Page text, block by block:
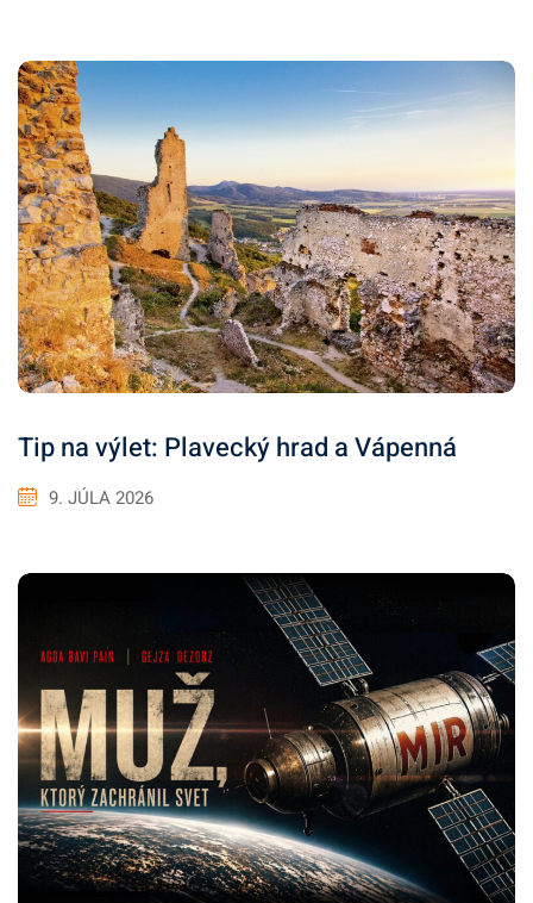
Tip na výlet: Plavecký hrad a Vápenná
9. JÚLA 2026